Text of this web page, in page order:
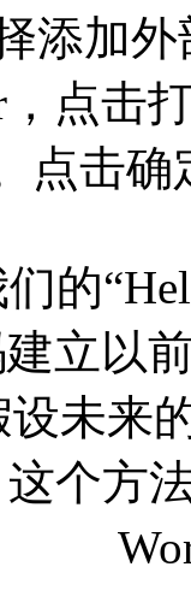
添加
点击
点击确
立以
未来
个方